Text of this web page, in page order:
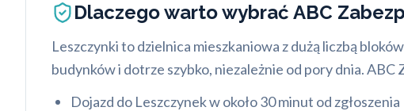
Dlaczego warto wybrać ABC
Leszczynki to dzielnica mieszkaniowa z dużą liczbą
budynków i dotrze szybko, niezależnie od pory dnia. ABC
Dojazd do Leszczynek w około 30 minut od zgłoszenia